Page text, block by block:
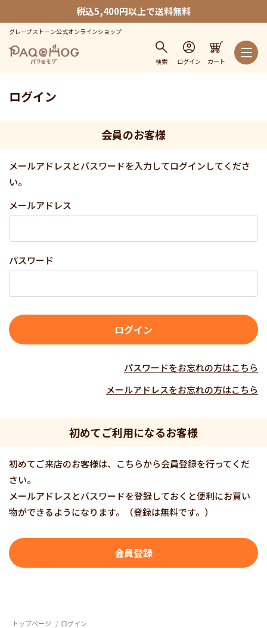
税込5,400円以上で送料無料
グレープストーン公式オンラインショップ
検索 ログイン カート
ログイン
会員のお客様
メールアドレスとパスワードを入力してログインしてくださ
い。
メールアドレス
パスワード
パスワードをお忘れの方はこちら
メールアドレスをお忘れの方はこちら
初めてご利用になるお客様
初めてご来店のお客様は、こちらから会員登録を行ってくだ
さい。
メールアドレスとパスワードを登録しておくと便利にお買い
物ができるようになります。（登録は無料です。）
トップページ ログイン